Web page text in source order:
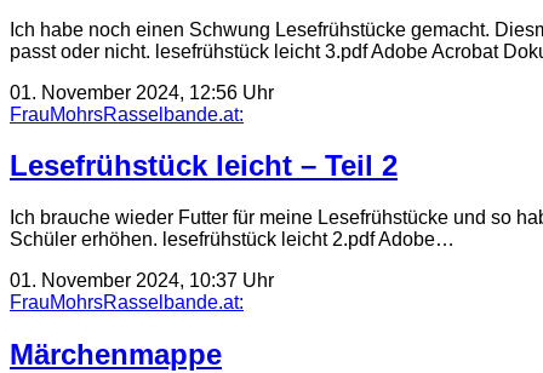
Ich habe noch einen Schwung Lesefrühstücke gemacht.
passt oder nicht. lesefrühstück leicht 3.pdf Adobe Acrobat
01. November 2024, 12:56 Uhr
FrauMohrsRasselbande.at:
Lesefrühstück leicht – Teil 2
Ich brauche wieder Futter für meine Lesefrühstücke und so
Schüler erhöhen. lesefrühstück leicht 2.pdf Adobe…
01. November 2024, 10:37 Uhr
FrauMohrsRasselbande.at:
Märchenmappe